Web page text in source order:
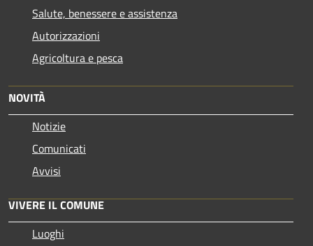
Salute, benessere e assistenza
Autorizzazioni
Agricoltura e pesca
NOVITÀ
Notizie
Comunicati
Avvisi
VIVERE IL COMUNE
Luoghi